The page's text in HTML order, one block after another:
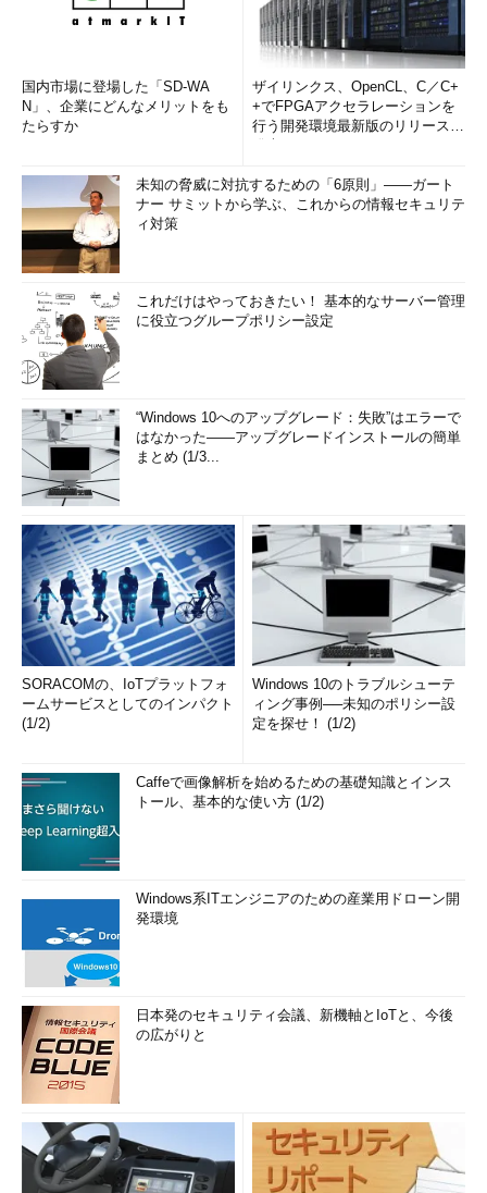
国内市場に登場した「SD-WA
N」、企業にどんなメリットをも
たらすか
ザイリンクス、OpenCL、C／C+
+でFPGAアクセラレーションを
行う開発環境最新版のリリースを
未知の脅威に対抗するための「6原則」――ガート
ナー サミットから学ぶ、これからの情報セキュリテ
ィ対策
これだけはやっておきたい！ 基本的なサーバー管理
に役立つグループポリシー設定
“Windows 10へのアップグレード：失敗”はエラーで
はなかった――アップグレードインストールの簡単
まとめ (1/3...
SORACOMの、IoTプラットフォ
ームサービスとしてのインパクト
(1/2)
Windows 10のトラブルシューテ
ィング事例──未知のポリシー設
定を探せ！ (1/2)
Caffeで画像解析を始めるための基礎知識とインス
トール、基本的な使い方 (1/2)
Windows系ITエンジニアのための産業用ドローン開
発環境
日本発のセキュリティ会議、新機軸とIoTと、今後
の広がりと